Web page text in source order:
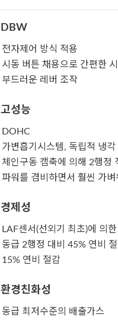
DBW
전자제어 방식 적용
시동 버튼 채용으로 간편한
부드러운 레버 조작
고성능
DOHC
가변흡기시스템, 독립적 냉
체인구동 캠축에 의해 2행정
파워를 겸비하면서 훨씬 가벼
경제성
LAF센서(선외기 최초)에 의
동급 2행정 대비 45% 연비
15% 연비 절감
환경친화성
동급 최저수준의 배출가스